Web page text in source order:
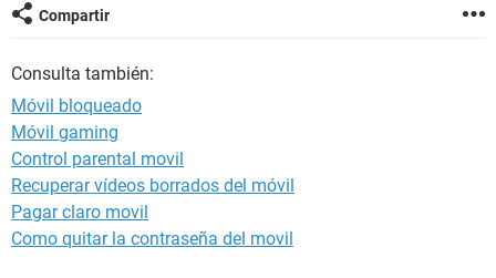
Compartir
Consulta también:
Móvil bloqueado
Móvil gaming
Control parental movil
Recuperar vídeos borrados del móvil
Pagar claro movil
Como quitar la contraseña del movil